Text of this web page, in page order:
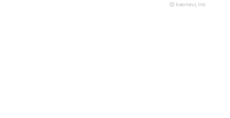
© kaonavi, Inc